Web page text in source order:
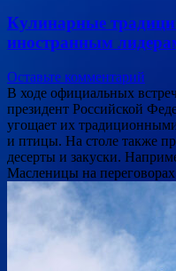
Кулинарные
иностранным
Оставьте комментарий
В ходе официальных
президент Российской
угощает их
и птицы. На столе также
десерты и закуски.
Масленицы на